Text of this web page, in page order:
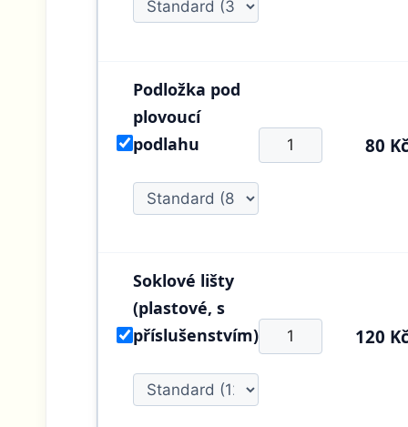
Podložka pod
plovoucí
podlahu
80
Soklové lišty
(plastové, s
příslušenstvím)
120